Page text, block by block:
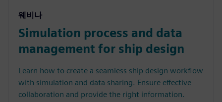
웨비나
Simulation process and data
management for ship design
Learn how to create a seamless ship design workflow
with simulation and data sharing. Ensure effective
collaboration and provide the right information.